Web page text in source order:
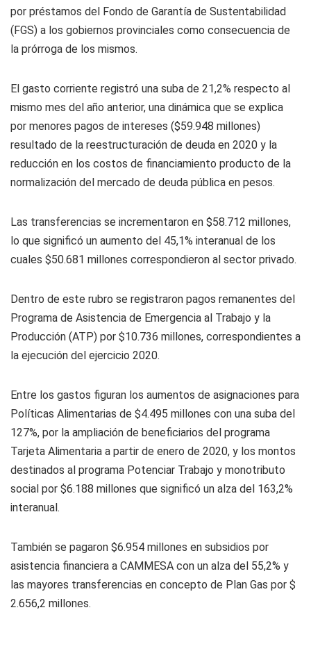
por préstamos del Fondo de Garantía de Sustentabilidad
(FGS) a los gobiernos provinciales como consecuencia de
la prórroga de los mismos.
El gasto corriente registró una suba de 21,2% respecto al
mismo mes del año anterior, una dinámica que se explica
por menores pagos de intereses ($59.948 millones)
resultado de la reestructuración de deuda en 2020 y la
reducción en los costos de financiamiento producto de la
normalización del mercado de deuda pública en pesos.
Las transferencias se incrementaron en $58.712 millones,
lo que significó un aumento del 45,1% interanual de los
cuales $50.681 millones correspondieron al sector privado.
Dentro de este rubro se registraron pagos remanentes del
Programa de Asistencia de Emergencia al Trabajo y la
Producción (ATP) por $10.736 millones, correspondientes a
la ejecución del ejercicio 2020.
Entre los gastos figuran los aumentos de asignaciones para
Políticas Alimentarias de $4.495 millones con una suba del
127%, por la ampliación de beneficiarios del programa
Tarjeta Alimentaria a partir de enero de 2020, y los montos
destinados al programa Potenciar Trabajo y monotributo
social por $6.188 millones que significó un alza del 163,2%
interanual.
También se pagaron $6.954 millones en subsidios por
asistencia financiera a CAMMESA con un alza del 55,2% y
las mayores transferencias en concepto de Plan Gas por $
2.656,2 millones.